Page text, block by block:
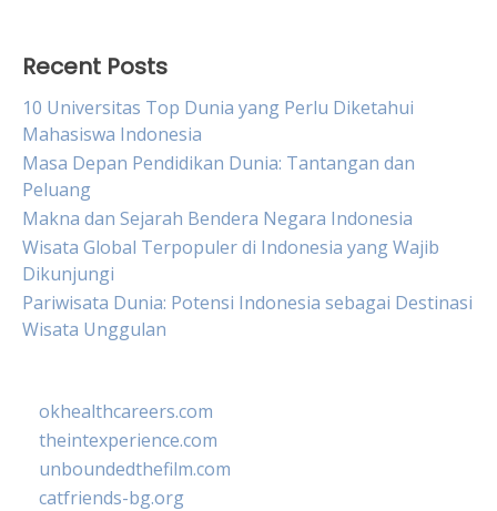
Recent Posts
10 Universitas Top Dunia yang Perlu Diketahui
Mahasiswa Indonesia
Masa Depan Pendidikan Dunia: Tantangan dan
Peluang
Makna dan Sejarah Bendera Negara Indonesia
Wisata Global Terpopuler di Indonesia yang Wajib
Dikunjungi
Pariwisata Dunia: Potensi Indonesia sebagai Destinasi
Wisata Unggulan
okhealthcareers.com
theintexperience.com
unboundedthefilm.com
catfriends-bg.org